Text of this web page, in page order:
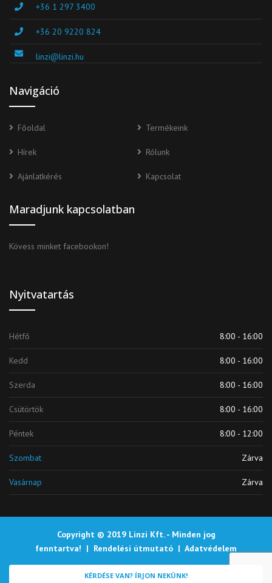
+36 1 297 3400
+36 20 9220 824
linzi@linzi.hu
Navigáció
Főoldal Termékeink
Hírek Rólunk
Ajánlatkérés Kapcsolat
Maradjunk kapcsolatban
Kövess minket facebookon!
Nyitvatartás
Hétfő 8:00 - 16:00
Kedd 8:00 - 16:00
Szerda 8:00 - 16:00
Csütörtök 8:00 - 16:00
Péntek 8:00 - 12:00
Szombat Zárva
Vasárnap Zárva
Copyright © 2019 Linzi Kft. - Minden jog
fenntartva! | Rendelési útmutató | Adatvédelem
KÉRDÉSE VAN? ÍRJON NEKÜNK!